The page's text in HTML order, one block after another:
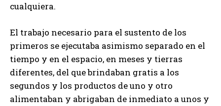
cualquiera.
El trabajo necesario para el sustento de los
primeros se ejecutaba asimismo separado en el
tiempo y en el espacio, en meses y tierras
diferentes, del que brindaban gratis a los
segundos y los productos de uno y otro
alimentaban y abrigaban de inmediato a unos y